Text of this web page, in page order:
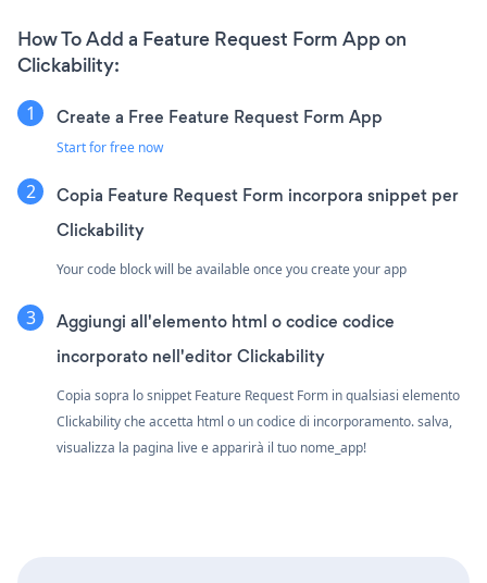
How To Add a Feature Request Form App on
Clickability:
Create a Free Feature Request Form App
Start for free now
Copia Feature Request Form incorpora snippet per
Clickability
Your code block will be available once you create your app
Aggiungi all'elemento html o codice codice
incorporato nell'editor Clickability
Copia sopra lo snippet Feature Request Form in qualsiasi elemento
Clickability che accetta html o un codice di incorporamento. salva,
visualizza la pagina live e apparirà il tuo nome_app!